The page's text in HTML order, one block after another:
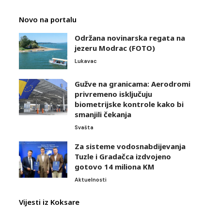
Novo na portalu
Održana novinarska regata na
jezeru Modrac (FOTO)
Lukavac
Gužve na granicama: Aerodromi
privremeno isključuju
biometrijske kontrole kako bi
smanjili čekanja
Svašta
Za sisteme vodosnabdijevanja
Tuzle i Gradačca izdvojeno
gotovo 14 miliona KM
Aktuelnosti
Vijesti iz Koksare